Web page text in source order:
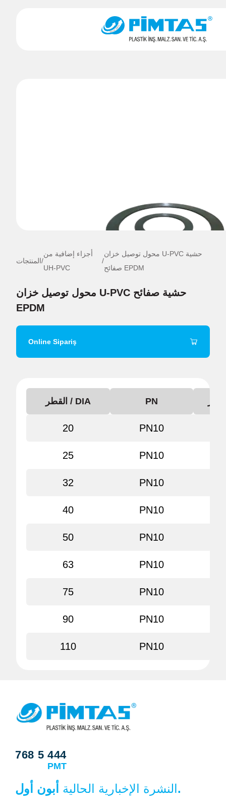
المنتجات/
أجزاء إضافية من
UH-PVC
/
محول توصيل خزان U-PVC حشية
صفائح EPDM
محول توصيل خزان U-PVC حشية صفائح
EPDM
Online Sipariş
القطر / DIA PN
20 PN10
25 PN10
32 PN10
40 PN10
50 PN10
63 PN10
75 PN10
90 PN10
110 PN10
768 5 444
PMT
النشرة الإخبارية الحاليةأبون أول.